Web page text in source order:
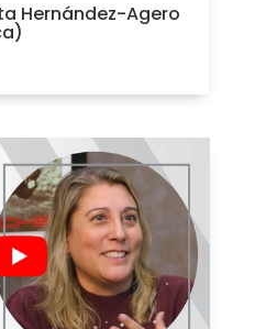
Hernández-Agero